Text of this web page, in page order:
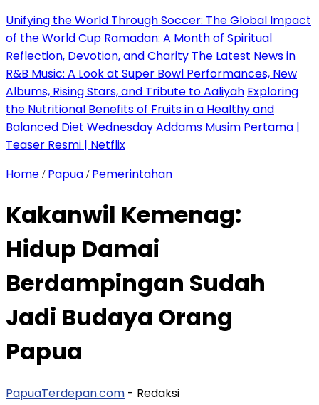
Unifying the World Through Soccer: The Global Impact
of the World Cup Ramadan: A Month of Spiritual
Reflection, Devotion, and Charity The Latest News in
R&B Music: A Look at Super Bowl Performances, New
Albums, Rising Stars, and Tribute to Aaliyah Exploring
the Nutritional Benefits of Fruits in a Healthy and
Balanced Diet Wednesday Addams Musim Pertama |
Teaser Resmi | Netflix
Home / Papua / Pemerintahan
Kakanwil Kemenag:
Hidup Damai
Berdampingan Sudah
Jadi Budaya Orang
Papua
PapuaTerdepan.com - Redaksi